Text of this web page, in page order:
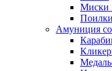
Миски
Поилки
Амуниция